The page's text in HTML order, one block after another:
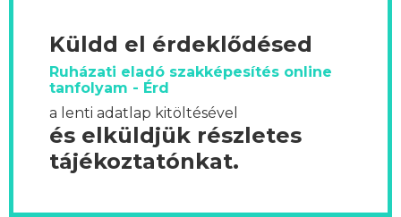
Küldd el érdeklődésed
Ruházati eladó szakképesítés online
tanfolyam - Érd
a lenti adatlap kitöltésével
és elküldjük részletes
tájékoztatónkat.